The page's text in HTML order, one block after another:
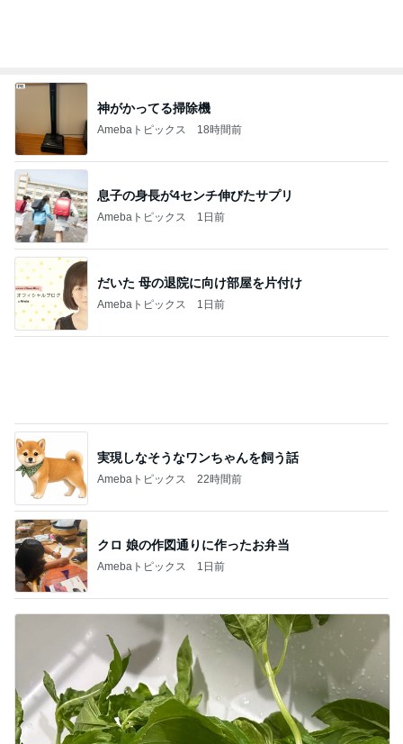
息子の身長が4センチ伸びたサプリ
Amebaトピックス 1日前
だいた 母の退院に向け部屋を片付け
Amebaトピックス 1日前
クロ 娘の作図通りに作ったお弁当
Amebaトピックス 1日前
消費に困りペーストにしたバジル